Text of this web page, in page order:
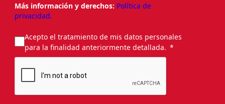
Más información y derechos: Política de
privacidad.
Acepto el tratamiento de mis datos personales
para la finalidad anteriormente detallada.